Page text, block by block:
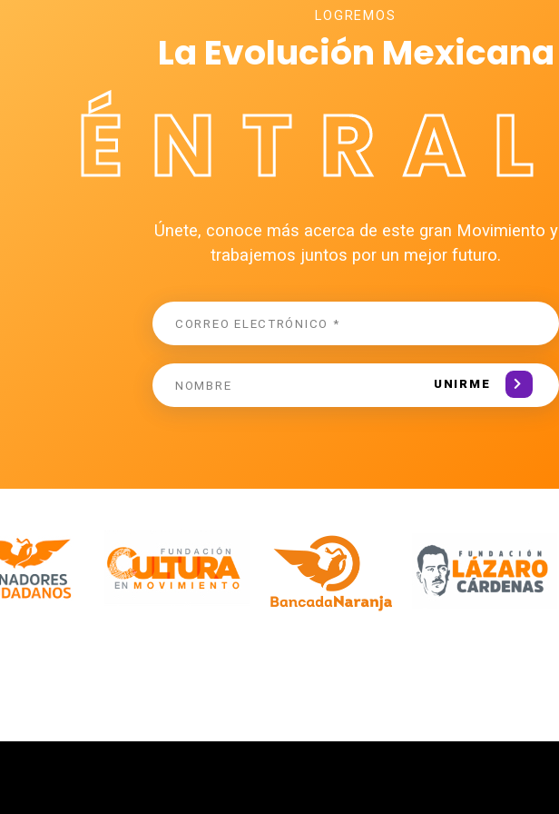
LOGREMOS
La Evolución Mexicana
Únete, conoce más acerca de este gran Movimiento y
trabajemos juntos por un mejor futuro.
UNIRME